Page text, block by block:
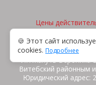
Цены
ИП Жакуть Вероника
Витебский районным
Юридический адрес:
🍪 Этот сайт
cookies. Подробнее